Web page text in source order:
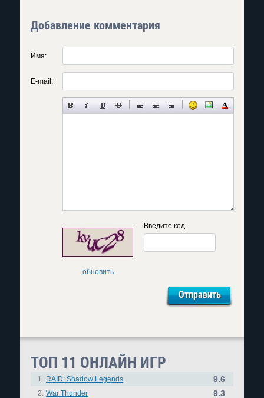
Добавление комментария
Имя:
E-mail:
обновить
Введите код
ТОП 11 ОНЛАЙН ИГР
1. RAID: Shadow Legends 9.6
2. War Thunder 9.3